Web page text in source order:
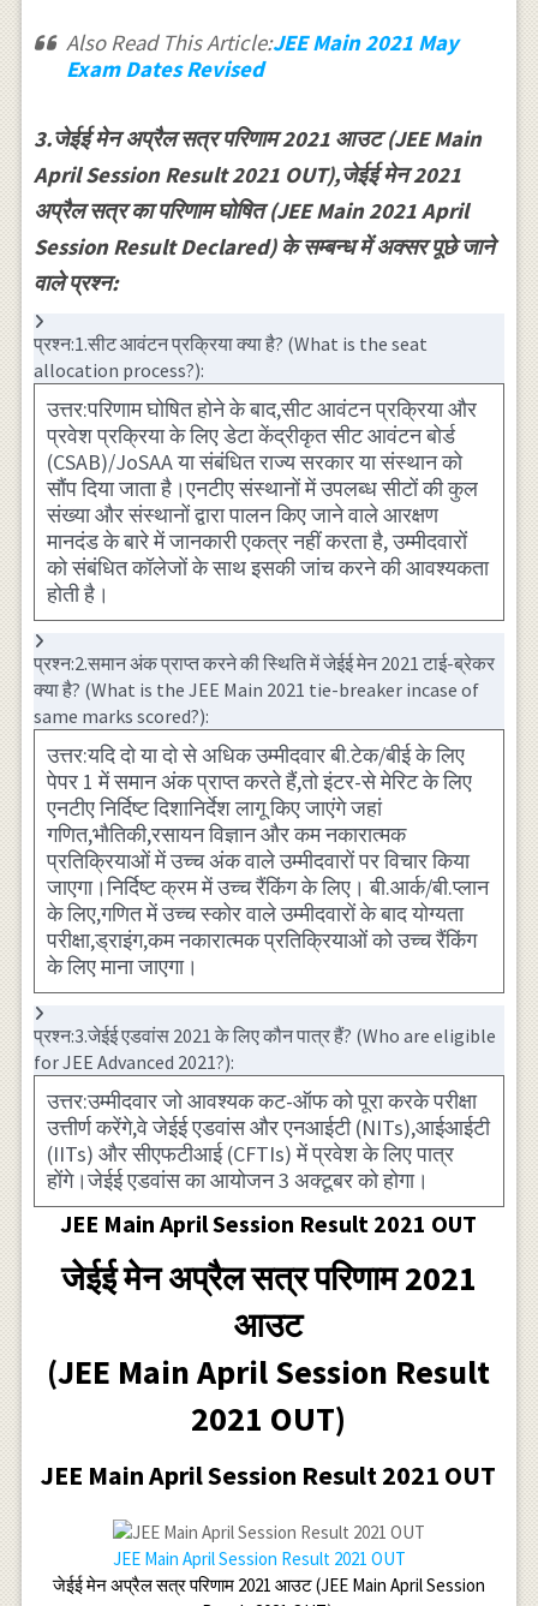
Also Read This Article:JEE Main 2021 May
Exam Dates Revised
3.जेईई मेन अप्रैल सत्र परिणाम 2021 आउट (JEE Main
April Session Result 2021 OUT),जेईई मेन 2021
अप्रैल सत्र का परिणाम घोषित (JEE Main 2021 April
Session Result Declared) के सम्बन्ध में अक्सर पूछे जाने
वाले प्रश्न:
प्रश्न:1.सीट आवंटन प्रक्रिया क्या है? (What is the seat
allocation process?):
उत्तर:परिणाम घोषित होने के बाद,सीट आवंटन प्रक्रिया और
प्रवेश प्रक्रिया के लिए डेटा केंद्रीकृत सीट आवंटन बोर्ड
(CSAB)/JoSAA या संबंधित राज्य सरकार या संस्थान को
सौंप दिया जाता है।एनटीए संस्थानों में उपलब्ध सीटों की कुल
संख्या और संस्थानों द्वारा पालन किए जाने वाले आरक्षण
मानदंड के बारे में जानकारी एकत्र नहीं करता है, उम्मीदवारों
को संबंधित कॉलेजों के साथ इसकी जांच करने की आवश्यकता
होती है।
प्रश्न:2.समान अंक प्राप्त करने की स्थिति में जेईई मेन 2021 टाई-ब्रेकर
क्या है? (What is the JEE Main 2021 tie-breaker incase of
same marks scored?):
उत्तर:यदि दो या दो से अधिक उम्मीदवार बी.टेक/बीई के लिए
पेपर 1 में समान अंक प्राप्त करते हैं,तो इंटर-से मेरिट के लिए
एनटीए निर्दिष्ट दिशानिर्देश लागू किए जाएंगे जहां
गणित,भौतिकी,रसायन विज्ञान और कम नकारात्मक
प्रतिक्रियाओं में उच्च अंक वाले उम्मीदवारों पर विचार किया
जाएगा।निर्दिष्ट क्रम में उच्च रैंकिंग के लिए। बी.आर्क/बी.प्लान
के लिए,गणित में उच्च स्कोर वाले उम्मीदवारों के बाद योग्यता
परीक्षा,ड्राइंग,कम नकारात्मक प्रतिक्रियाओं को उच्च रैंकिंग
के लिए माना जाएगा।
प्रश्न:3.जेईई एडवांस 2021 के लिए कौन पात्र हैं? (Who are eligible
for JEE Advanced 2021?):
उत्तर:उम्मीदवार जो आवश्यक कट-ऑफ को पूरा करके परीक्षा
उत्तीर्ण करेंगे,वे जेईई एडवांस और एनआईटी (NITs),आईआईटी
(IITs) और सीएफटीआई (CFTIs) में प्रवेश के लिए पात्र
होंगे।जेईई एडवांस का आयोजन 3 अक्टूबर को होगा।
JEE Main April Session Result 2021 OUT
जेईई मेन अप्रैल सत्र परिणाम 2021
आउट
(JEE Main April Session Result
2021 OUT)
JEE Main April Session Result 2021 OUT
JEE Main April Session Result 2021 OUT
जेईई मेन अप्रैल सत्र परिणाम 2021 आउट (JEE Main April Session